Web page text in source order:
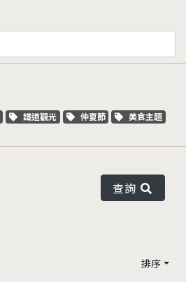
關鍵字標籤
鐵道觀光 關鍵字標籤
仲夏節 關鍵字標籤
美食主題
查詢
排序